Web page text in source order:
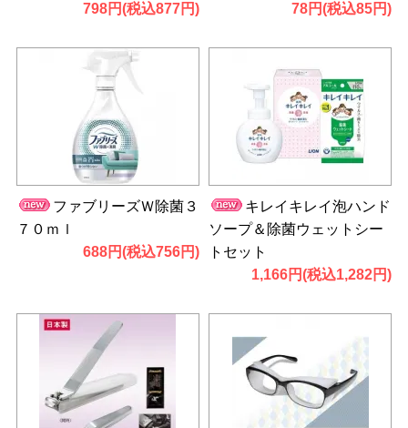
798円(税込877円)
78円(税込85円)
ファブリーズＷ除菌３
７０ｍｌ
688円(税込756円)
キレイキレイ泡ハンド
ソープ＆除菌ウェットシー
トセット
1,166円(税込1,282円)